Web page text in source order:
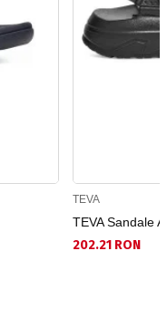
TEVA
TEVA Sandale
202.21 RON